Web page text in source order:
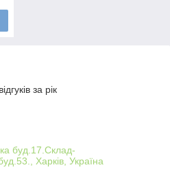
за рік
буд.17.Склад-
Харків, Україна